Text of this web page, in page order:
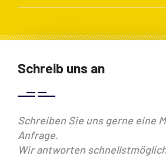
Schreib uns an
Schreiben Sie uns gerne eine
Anfrage.
Wir antworten